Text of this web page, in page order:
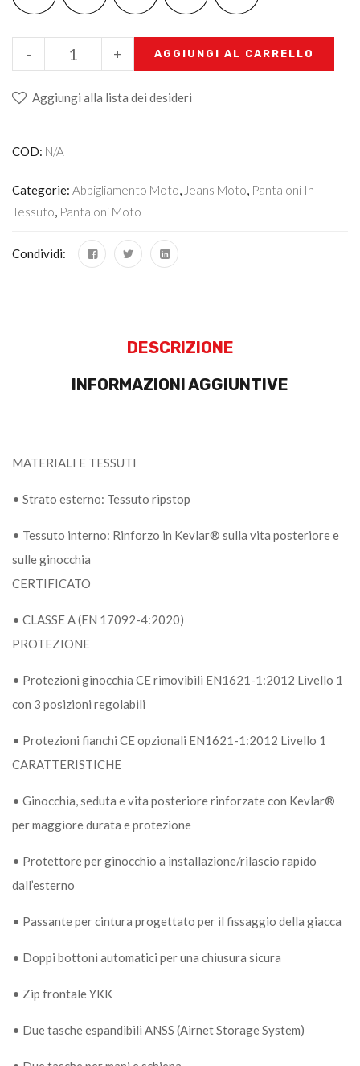
+
- AGGIUNGI AL CARRELLO
Aggiungi alla lista dei desideri
COD: N/A
Categorie: Abbigliamento Moto, Jeans Moto, Pantaloni In
Tessuto, Pantaloni Moto
Condividi:
DESCRIZIONE
INFORMAZIONI AGGIUNTIVE
MATERIALI E TESSUTI
• Strato esterno: Tessuto ripstop
• Tessuto interno: Rinforzo in Kevlar® sulla vita posteriore e
sulle ginocchia
CERTIFICATO
• CLASSE A (EN 17092-4:2020)
PROTEZIONE
• Protezioni ginocchia CE rimovibili EN1621-1:2012 Livello 1
con 3 posizioni regolabili
• Protezioni fianchi CE opzionali EN1621-1:2012 Livello 1
CARATTERISTICHE
• Ginocchia, seduta e vita posteriore rinforzate con Kevlar®
per maggiore durata e protezione
• Protettore per ginocchio a installazione/rilascio rapido
dall’esterno
• Passante per cintura progettato per il fissaggio della giacca
• Doppi bottoni automatici per una chiusura sicura
• Zip frontale YKK
• Due tasche espandibili ANSS (Airnet Storage System)